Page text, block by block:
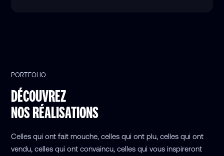
PORTFOLIO
DÉCOUVREZ
NOS RÉALISATIONS
Celles qui ont fait mouche, celles qui ont plu, celles qui ont
vendu, celles qui ont convaincu, celles qui vous inspireront